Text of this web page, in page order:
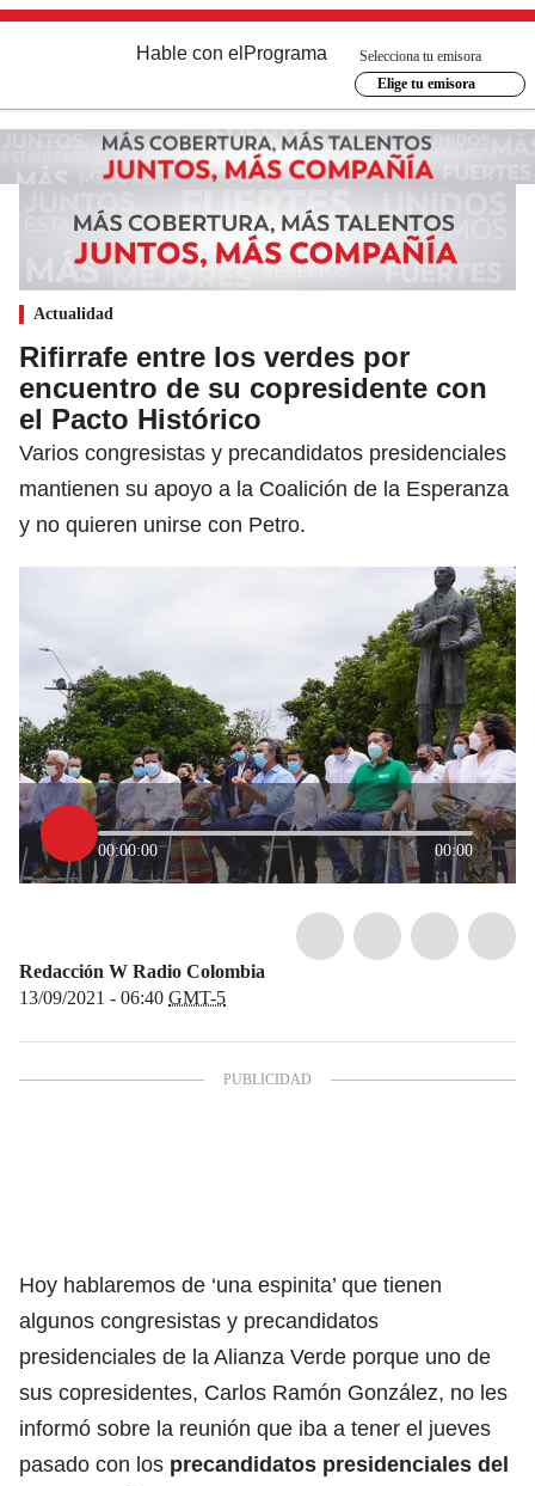
Hable con el Programa
Selecciona tu emisora
Elige tu emisora
Actualidad
Rifirrafe entre los verdes por
encuentro de su copresidente con
el Pacto Histórico
Varios congresistas y precandidatos presidenciales
mantienen su apoyo a la Coalición de la Esperanza
y no quieren unirse con Petro.
00:00:00 00:00
Redacción W Radio Colombia
13/09/2021 - 06:40 GMT-5
Hoy hablaremos de ‘una espinita’ que tienen
algunos congresistas y precandidatos
presidenciales de la Alianza Verde porque uno de
sus copresidentes, Carlos Ramón González, no les
informó sobre la reunión que iba a tener el jueves
pasado con los precandidatos presidenciales del